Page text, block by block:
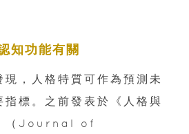
知功能有關
現，人格特質可作為預測未
指標。之前發表於《人格與
（Journal of